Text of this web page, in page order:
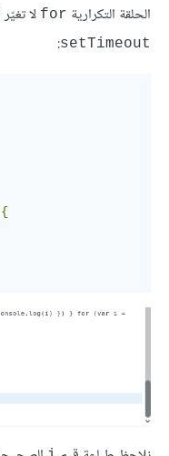
الحلقة التكرارية for لا
setTimeout
:
{